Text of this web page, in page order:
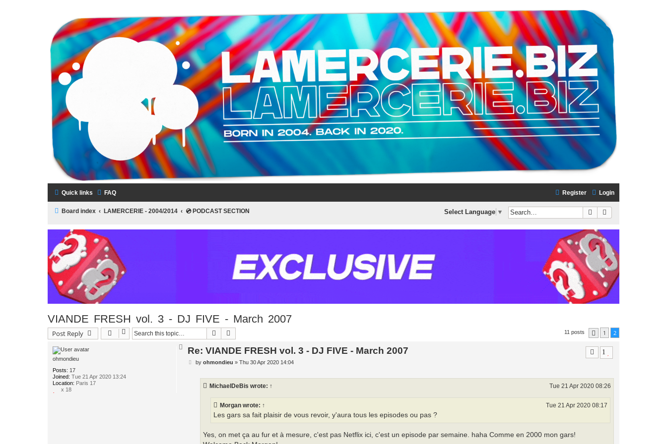
LAMERCERIE.BIZ
LE FORUM
Skip to content
Quick links FAQ Login
Register
Board index LAMERCERIE - 2004/2014 💿 PODCAST SECTION Search
Select Language ▼
VIANDE FRESH vol. 3 - DJ FIVE - March 2007
Post Reply Search 11 posts Previous
1 2
ohmondieu
Posts: 17
Joined: Tue 21 Apr 2020 13:24
Location: Paris 17
x 18
Re: VIANDE FRESH vol. 3 - DJ FIVE - March 2007 1
Pby ohmondieu » Thu 30 Apr 2020 14:04
MichaelDeBis wrote: ↑ Tue 21 Apr 2020 08:26
Morganwrote: ↑ Tue 21 Apr 2020 08:17
Les gars sa fait plaisir de vous revoir, y'aura tous les episodes ou pas ?
Yes, on met ça au fur et à mesure, c'est pas Netflix ici, c'est un episode par semaine. haha Comme en 2000 mon gars!
T